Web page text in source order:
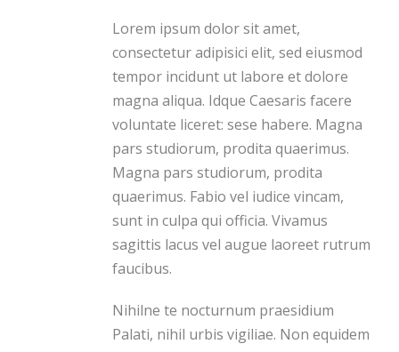
Lorem ipsum dolor sit amet,
consectetur adipisici elit, sed eiusmod
tempor incidunt ut labore et dolore
magna aliqua. Idque Caesaris facere
voluntate liceret: sese habere. Magna
pars studiorum, prodita quaerimus.
Magna pars studiorum, prodita
quaerimus. Fabio vel iudice vincam,
sunt in culpa qui officia. Vivamus
sagittis lacus vel augue laoreet rutrum
faucibus.
Nihilne te nocturnum praesidium
Palati, nihil urbis vigiliae. Non equidem